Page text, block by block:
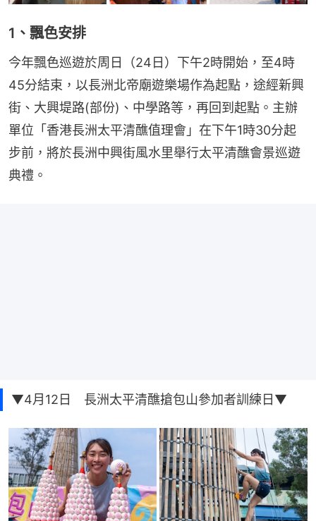
1、飄色安排
今年飄色巡遊於周日（24日）下午2時開始，至4時
45分結束，以長洲北帝廟遊樂場作為起點，途經新興
街、大興堤路(部份)、中學路等，再回到起點。主辦
單位「香港長洲太平清醮值理會」在下午1時30分起
步前，將於長洲中興街風水里舉行太平清醮會景巡遊
典禮。
▼4月12日 長洲太平清醮搶包山參加者訓練日▼